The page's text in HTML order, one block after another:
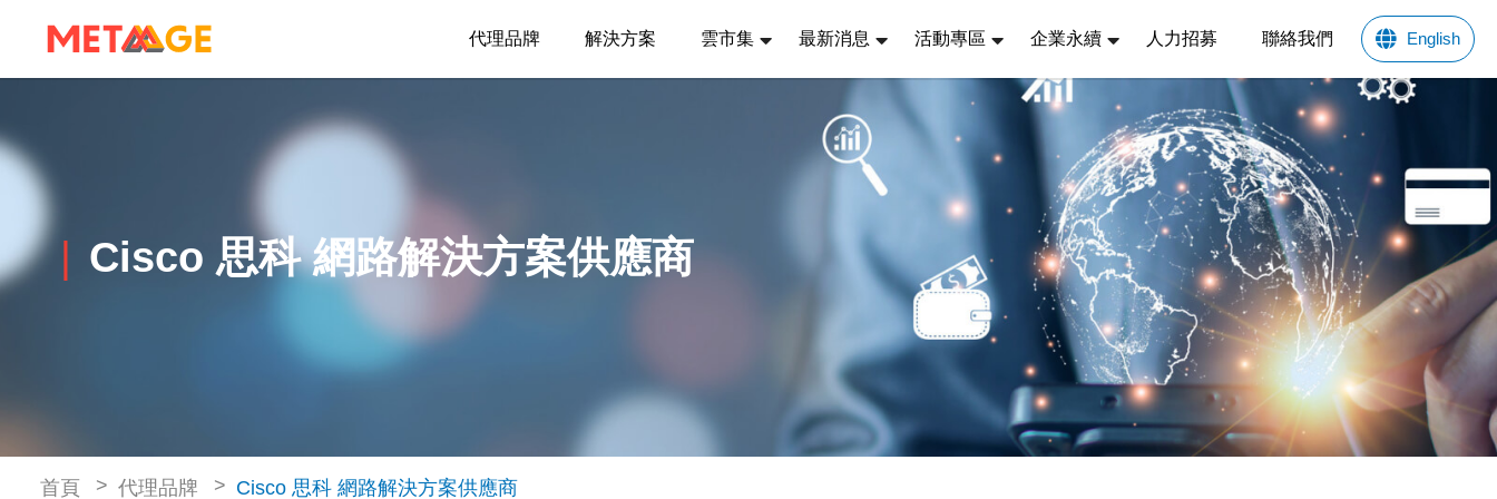
代理品牌 解決方案 雲市集 最新消息 活動專區 企業永續 人力招募 聯絡我們 English
Cisco 思科 網路解決方案供應商
首頁 代理品牌 Cisco 思科 網路解決方案供應商